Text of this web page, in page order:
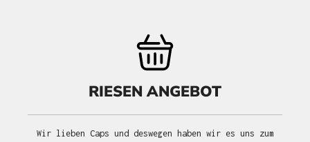
RIESEN ANGEBOT
Wir lieben Caps und deswegen haben wir es uns zum